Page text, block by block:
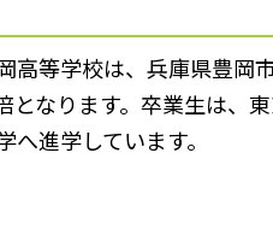
高等学校は、兵庫県豊岡
となります。卒業生は、
へ進学しています。